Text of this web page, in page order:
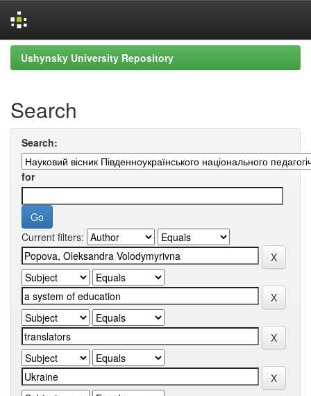
Skip
navigation
Ushynsky University Repository
Search
Search:
for
Current filters: